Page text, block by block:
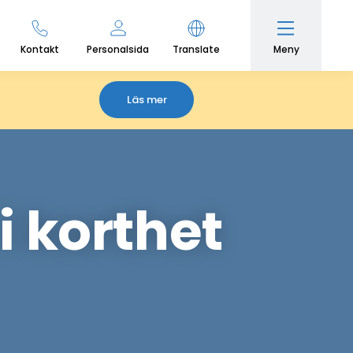
Kontakt Personalsida Translate Meny
Läs mer
korthet